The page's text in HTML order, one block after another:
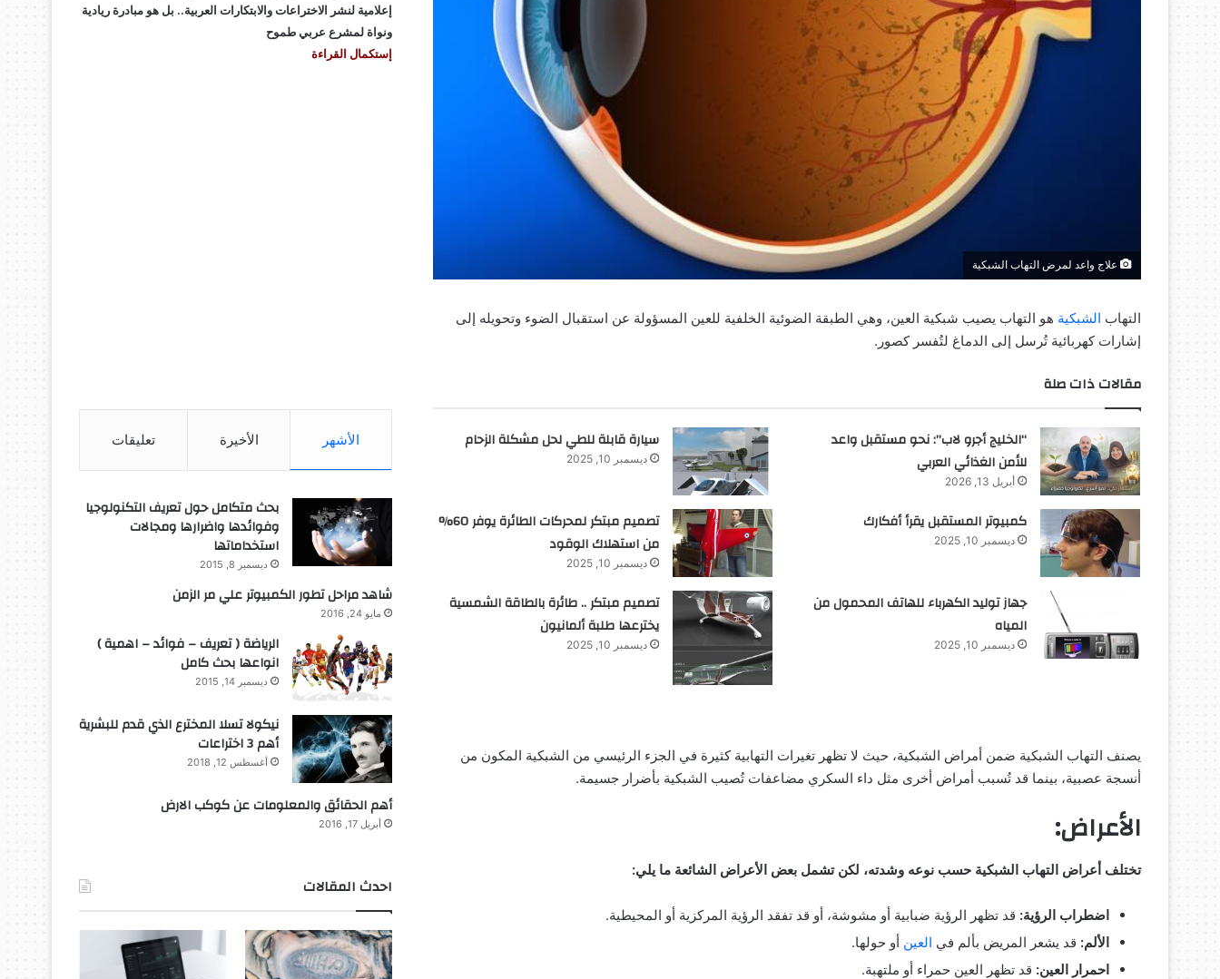
علاج واعد لمرض التهاب الشبكية
التهاب الشبكية هو التهاب يصيب شبكية العين، وهي الطبقة الضوئية الخلفية للعين المسؤولة عن استقبال الضوء وتحويله إلى
إشارات كهربائية تُرسل إلى الدماغ لتُفسر كصور.
مقالات ذات صلة
“الخليج أجرو لاب”: نحو مستقبل واعد
للأمن الغذائي العربي
أبريل 13, 2026
سيارة قابلة للطي لحل مشكلة الزحام
ديسمبر 10, 2025
كمبيوتر المستقبل يقرأ أفكارك
ديسمبر 10, 2025
تصميم مبتكر لمحركات الطائرة يوفر 60%
من استهلاك الوقود
ديسمبر 10, 2025
جهاز توليد الكهرباء للهاتف المحمول من
المياه
ديسمبر 10, 2025
تصميم مبتكر .. طائرة بالطاقة الشمسية
يخترعها طلبة ألمانيون
ديسمبر 10, 2025
يصنف التهاب الشبكية ضمن أمراض الشبكية، حيث لا تظهر تغيرات التهابية كثيرة في الجزء الرئيسي من الشبكية المكون من
أنسجة عصبية، بينما قد تُسبب أمراض أخرى مثل داء السكري مضاعفات تُصيب الشبكية بأضرار جسيمة.
الأعراض:
تختلف أعراض التهاب الشبكية حسب نوعه وشدته، لكن تشمل بعض الأعراض الشائعة ما يلي:
اضطراب الرؤية: قد تظهر الرؤية ضبابية أو مشوشة، أو قد تفقد الرؤية المركزية أو المحيطية.
الألم: قد يشعر المريض بألم في العين أو حولها.
احمرار العين: قد تظهر العين حمراء أو ملتهبة.
إعلامية لنشر الاختراعات والابتكارات العربية.. بل هو مبادرة ريادية
ونواة لمشرع عربي طموح
إستكمال القراءة
الأشهر الأخيرة تعليقات
بحث متكامل حول تعريف التكنولوجيا
وفوائدها واضرارها ومجالات
استخداماتها
ديسمبر 8, 2015
شاهد مراحل تطور الكمبيوتر علي مر الزمن
مايو 24, 2016
الرياضة ( تعريف – فوائد – اهمية )
انواعها بحث كامل
ديسمبر 14, 2015
نيكولا تسلا المخترع الذي قدم للبشرية
أهم 3 اختراعات
أغسطس 12, 2018
أهم الحقائق والمعلومات عن كوكب الارض
أبريل 17, 2016
احدث المقالات